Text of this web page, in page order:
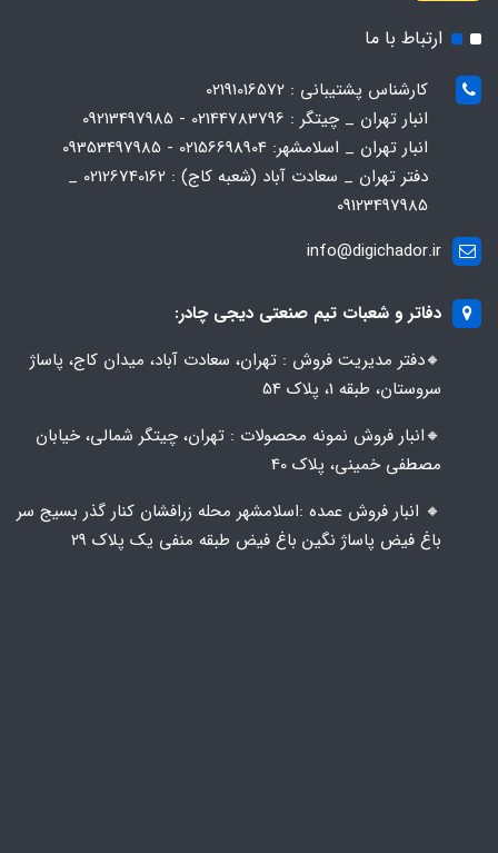
ارتباط با ما
کارشناس پشتیبانی : 02191016572
انبار تهران _ چیتگر : 02144783796 - 09213497985
انبار تهران _ اسلامشهر: 02156698904 - 09353497985
دفتر تهران _ سعادت آباد (شعبه کاج) : 02126740162 _
09123497985
info@digichador.ir
دفاتر و شعبات تیم صنعتی دیجی چادر:
🔸️​​دفتر مدیریت فروش : تهران، سعادت آباد، میدان کاج، پاساژ
سروستان، طبقه 1، پلاک 54
🔸️​​انبار فروش نمونه محصولات : تهران، چیتگر شمالی، خیابان
مصطفی خمینی، پلاک 40
🔸️ انبار فروش عمده :اسلامشهر محله زرافشان کنار گذر بسیج سر
باغ فیض پاساژ نگین باغ فیض طبقه منفی یک پلاک ۲۹